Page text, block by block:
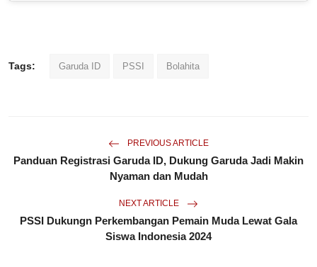
Tags: Garuda ID PSSI Bolahita
PREVIOUS ARTICLE
Panduan Registrasi Garuda ID, Dukung Garuda Jadi Makin
Nyaman dan Mudah
NEXT ARTICLE
PSSI Dukungn Perkembangan Pemain Muda Lewat Gala
Siswa Indonesia 2024